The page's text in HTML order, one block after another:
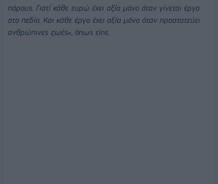
πόρους. Γιατί κάθε ευρώ έχει αξία μόνο όταν γίνεται έργο
στο πεδίο. Και κάθε έργο έχει αξία μόνο όταν προστατεύει
ανθρώπινες ζωές», όπως είπε.